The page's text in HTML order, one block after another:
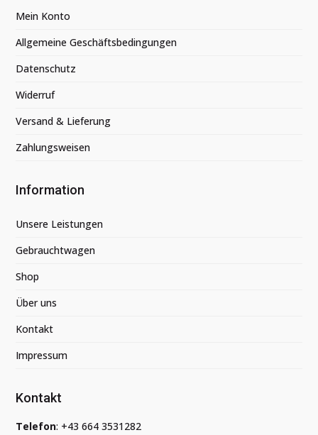
Mein Konto
Allgemeine Geschäftsbedingungen
Datenschutz
Widerruf
Versand & Lieferung
Zahlungsweisen
Information
Unsere Leistungen
Gebrauchtwagen
Shop
Über uns
Kontakt
Impressum
Kontakt
Telefon: +43 664 3531282